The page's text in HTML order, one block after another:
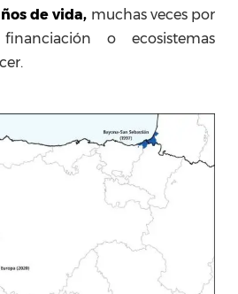
de vida, muchas veces por
o ecosistemas